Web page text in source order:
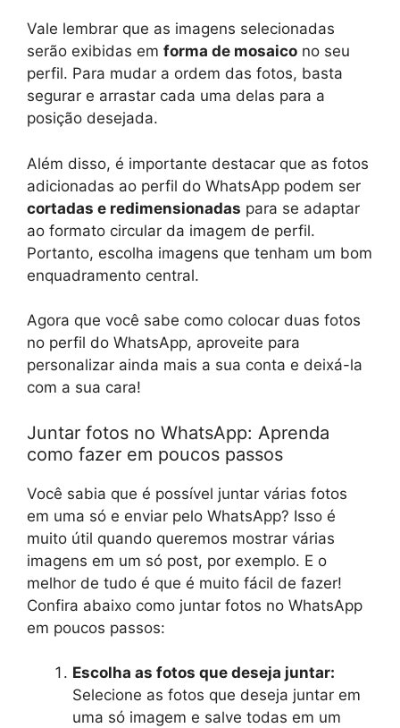
Vale lembrar que as imagens selecionadas
serão exibidas em forma de mosaico no seu
perfil. Para mudar a ordem das fotos, basta
segurar e arrastar cada uma delas para a
posição desejada.
Além disso, é importante destacar que as fotos
adicionadas ao perfil do WhatsApp podem ser
cortadas e redimensionadas para se adaptar
ao formato circular da imagem de perfil.
Portanto, escolha imagens que tenham um bom
enquadramento central.
Agora que você sabe como colocar duas fotos
no perfil do WhatsApp, aproveite para
personalizar ainda mais a sua conta e deixá-la
com a sua cara!
Juntar fotos no WhatsApp: Aprenda
como fazer em poucos passos
Você sabia que é possível juntar várias fotos
em uma só e enviar pelo WhatsApp? Isso é
muito útil quando queremos mostrar várias
imagens em um só post, por exemplo. E o
melhor de tudo é que é muito fácil de fazer!
Confira abaixo como juntar fotos no WhatsApp
em poucos passos:
Escolha as fotos que deseja juntar:
Selecione as fotos que deseja juntar em
uma só imagem e salve todas em um